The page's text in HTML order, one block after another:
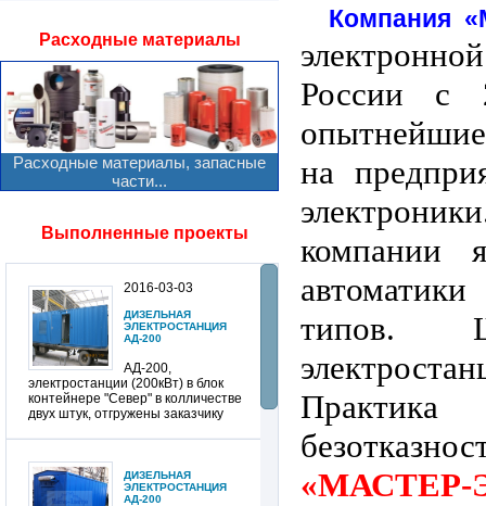
Расходные материалы
Расходные материалы, запасные
части...
Выполненные проекты
2016-03-03
ДИЗЕЛЬНАЯ
ЭЛЕКТРОСТАНЦИЯ
АД-200
АД-200,
электростанции (200кВт) в блок
контейнере "Север" в колличестве
двух штук, отгружены заказчику
ДИЗЕЛЬНАЯ
ЭЛЕКТРОСТАНЦИЯ
АД-200
Компания
России с
на
компании
типов.
«МАСТЕР-